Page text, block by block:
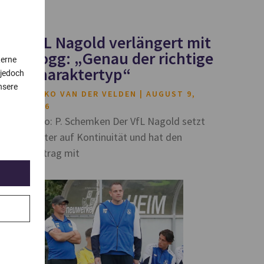
VfL Nagold verlängert mit
Hogg: „Genau der richtige
Charaktertyp“
HEIKO VAN DER VELDEN
AUGUST 9,
2026
Foto: P. Schemken Der VfL Nagold setzt
weiter auf Kontinuität und hat den
Vertrag mit